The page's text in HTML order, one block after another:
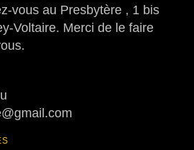
vous au Presbytère , 1 bis
Voltaire. Merci de le faire